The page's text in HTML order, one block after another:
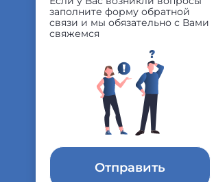
заполните форму обратной
связи и мы обязательно с Вами
свяжемся
Отправить